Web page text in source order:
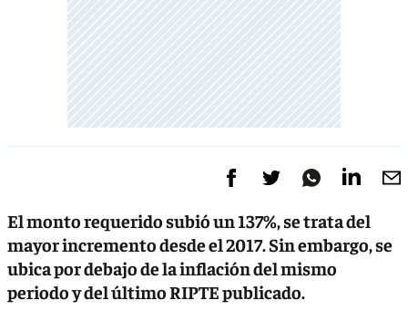
El monto requerido subió un 137%, se trata del
mayor incremento desde el 2017. Sin embargo, se
ubica por debajo de la inflación del mismo
periodo y del último RIPTE publicado.